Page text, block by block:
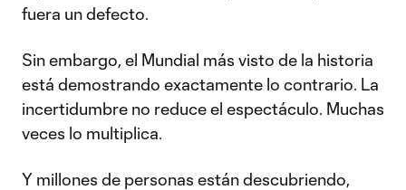
fuera un defecto.
Sin embargo, el Mundial más visto de la historia
está demostrando exactamente lo contrario. La
incertidumbre no reduce el espectáculo. Muchas
veces lo multiplica.
Y millones de personas están descubriendo,